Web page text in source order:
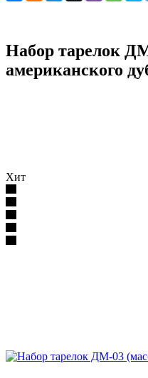
Набор тарелок
американского
Хит